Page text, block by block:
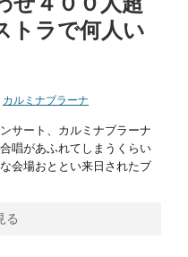
トラで何人い
カルミナブラーナ
サート、カルミナブラーナ
唱があふれてしまうくらい
会場おととい来日されたブ
る